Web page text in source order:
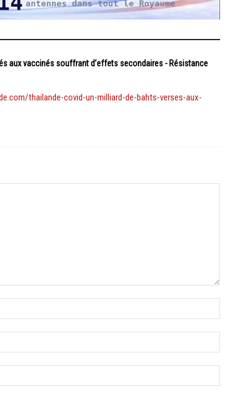
aux vaccinés souffrant d’effets secondaires - Résistance
thailande-covid-un-milliard-de-bahts-verses-aux-